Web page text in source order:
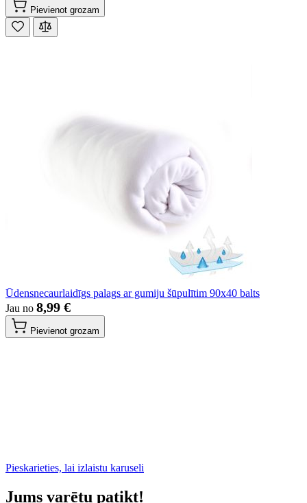
Pievienot grozam
Ūdensnecaurlaidīgs palags ar gumiju šūpulītim 90x40 balts
Jau no 8,99 €
Pievienot grozam
Pieskarieties, lai izlaistu karuseli
Jums varētu patikt!